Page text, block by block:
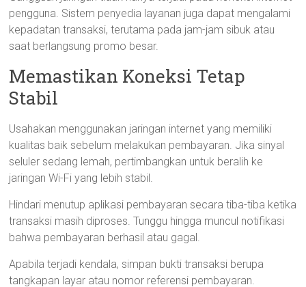
pengguna. Sistem penyedia layanan juga dapat mengalami
kepadatan transaksi, terutama pada jam-jam sibuk atau
saat berlangsung promo besar.
Memastikan Koneksi Tetap
Stabil
Usahakan menggunakan jaringan internet yang memiliki
kualitas baik sebelum melakukan pembayaran. Jika sinyal
seluler sedang lemah, pertimbangkan untuk beralih ke
jaringan Wi-Fi yang lebih stabil.
Hindari menutup aplikasi pembayaran secara tiba-tiba ketika
transaksi masih diproses. Tunggu hingga muncul notifikasi
bahwa pembayaran berhasil atau gagal.
Apabila terjadi kendala, simpan bukti transaksi berupa
tangkapan layar atau nomor referensi pembayaran.